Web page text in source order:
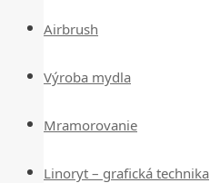
Airbrush
Výroba mydla
Mramorovanie
Linoryt – grafická technika